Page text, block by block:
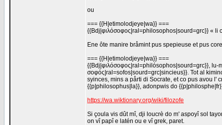
ou
=== {{H|etimolodjeye|wa}} ===
{{Bdj|φιλόσοφος|ral=philosophos|sourd=grc}} « li
Ene ôte manire bråmint pus spepieuse et pus
=== {{H|etimolodjeye|wa}} ===
{{Bdj|φιλόσοφος|ral=philósophos|sourd=grc}},
σοφός|ral=sofos|sourd=grc|sincieus}}. Tot al
syinces, mins a pårti di Socrate, et co pus avou l'
{{p|philosophus|la}}, adonpwis do
https://wa.wiktionary.org/wiki/filozofe
Si çoula vis dût mî, dji loucrè do m' aspoyî sol
on vî papî e latén ou e vî grek, paret.